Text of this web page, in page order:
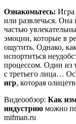
Ознакомьтесь: Игра
или развлечься. Она
частью
эмоции, которые в
ощутить. Однако,
испортиться
процессом. Один из
с третьего лица…
игр, которая
Видеообзор: Как
индустрию можно
mifman.ru